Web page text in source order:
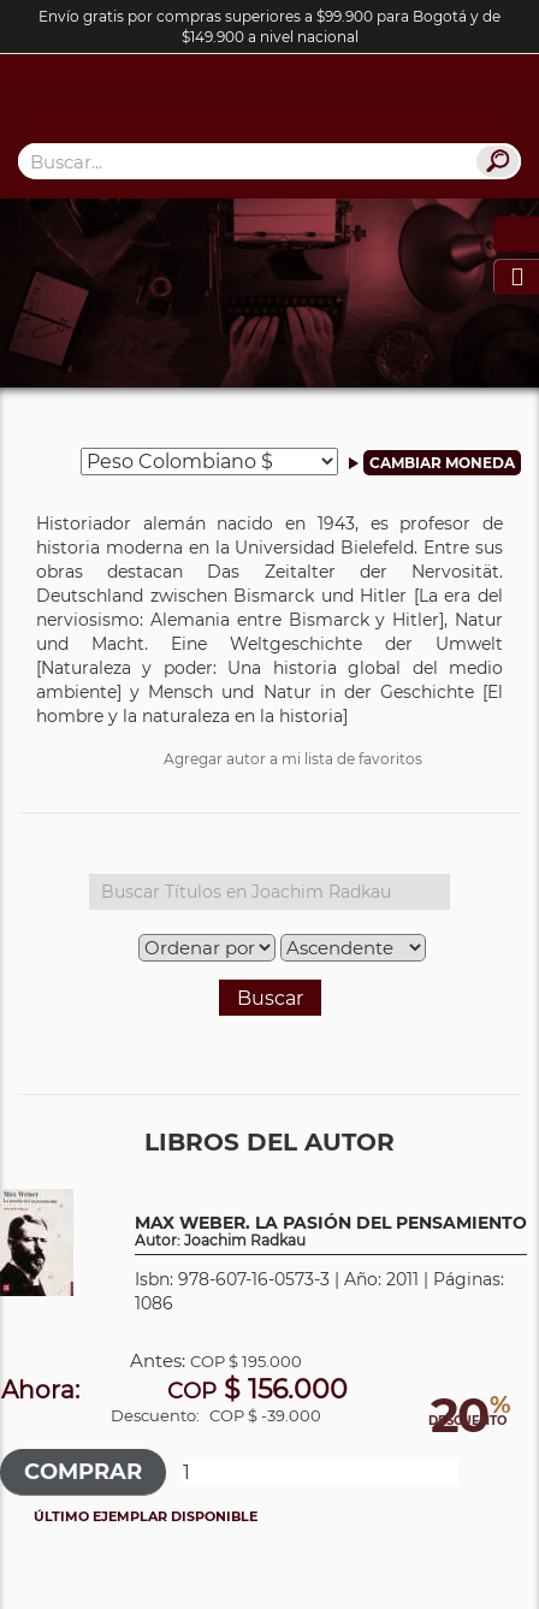
Envío gratis por compras superiores a $99.900 para Bogotá y de
$149.900 a nivel nacional

Historiador alemán nacido en 1943, es profesor de
historia moderna en la Universidad Bielefeld. Entre sus
obras destacan Das Zeitalter der Nervosität.
Deutschland zwischen Bismarck und Hitler [La era del
nerviosismo: Alemania entre Bismarck y Hitler], Natur
und Macht. Eine Weltgeschichte der Umwelt
[Naturaleza y poder: Una historia global del medio
ambiente] y Mensch und Natur in der Geschichte [El
hombre y la naturaleza en la historia]
Agregar autor a mi lista de favoritos
Buscar
LIBROS DEL AUTOR
MAX WEBER. LA PASIÓN DEL PENSAMIENTO
Autor: Joachim Radkau
Isbn: 978-607-16-0573-3 | Año: 2011 | Páginas:
1086
20%
DESCUENTO
Antes: COP$ 195.000
Ahora: COP $ 156.000
Descuento: COP $ -39.000
ÚLTIMO EJEMPLAR DISPONIBLE